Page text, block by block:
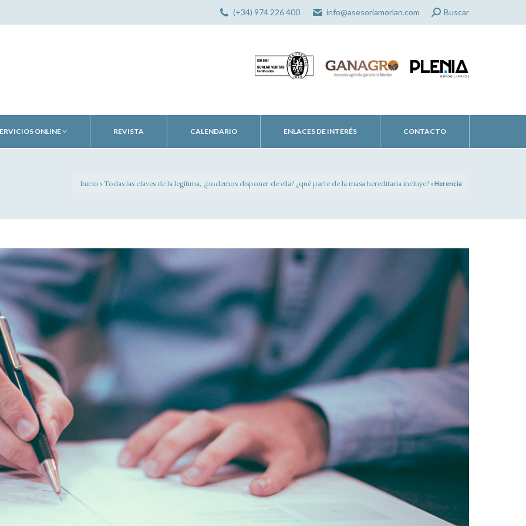
(+34) 974 226 400 info@asesoriamorlan.com Search:
Buscar
ONLINE REVISTA CALENDARIO ENLACES DE INTERÉS CONTACTO
Inicio » Todas las claves de la legítima, ¿podemos disponer de ella? ¿qué parte de la masa hereditaria incluye? »Herencia